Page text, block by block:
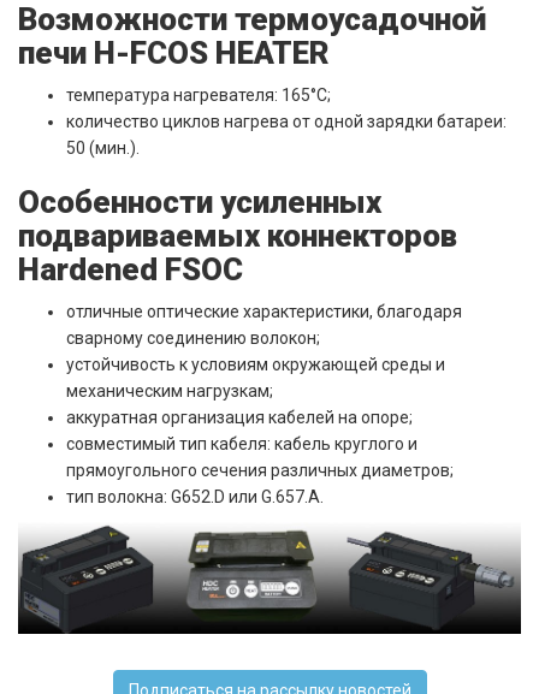
Возможности термоусадочной
печи H-FCOS HEATER
температура нагревателя: 165°C;
количество циклов нагрева от одной зарядки батареи:
50 (мин.).
Особенности усиленных
подвариваемых коннекторов
Hardened FSOC
отличные оптические характеристики, благодаря
сварному соединению волокон;
устойчивость к условиям окружающей среды и
механическим нагрузкам;
аккуратная организация кабелей на опоре;
совместимый тип кабеля: кабель круглого и
прямоугольного сечения различных диаметров;
тип волокна: G652.D или G.657.A.
Подписаться на рассылку новостей